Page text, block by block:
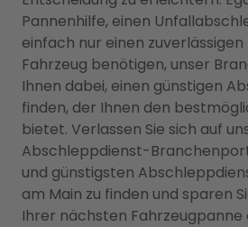
Pannenhilfe, einen
einfach nur einen
Fahrzeug benötigen, unser
Ihnen dabei, einen günstigen
finden, der Ihnen den
bietet. Verlassen Sie sich auf
Abschleppdienst-
und günstigsten
am Main zu finden und sparen
Ihrer nächsten Fahrzeugpanne